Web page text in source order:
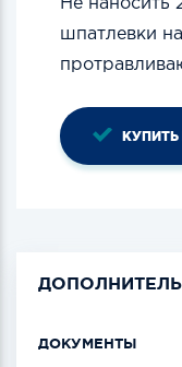
Не
шпатлевки
ДОКУМЕНТЫ